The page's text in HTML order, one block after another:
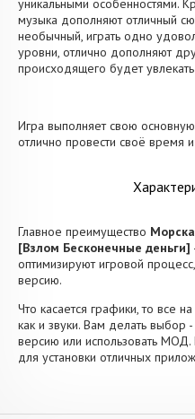
уникальными особенностями.
музыка дополняют отличный
необычный, играть одно
уровни, отлично дополняют
происходящего будет
Игра выполняет свою
отлично провести своё время
Главное преимущество
[Взлом Бесконечные деньги]
оптимизируют игровой
версию.
Что касается графики, то все
как и звуки. Вам делать выбор
версию или использовать МОД.
для установки отличных